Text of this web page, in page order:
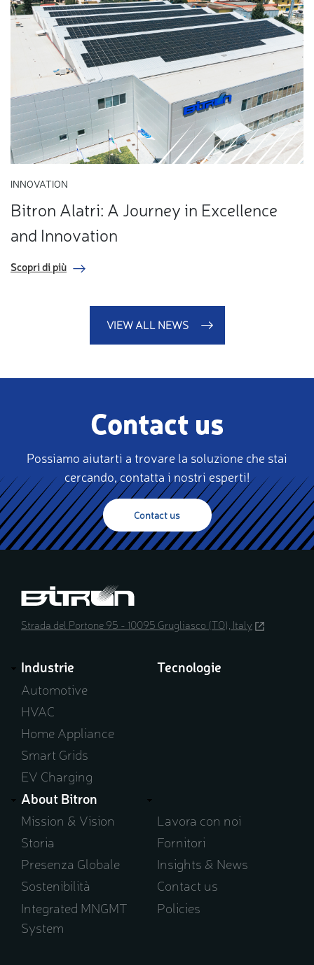
INNOVATION
Bitron Alatri: A Journey in Excellence
and Innovation
Scopri di più
VIEW ALL NEWS
Contact us
Possiamo aiutarti a trovare la soluzione che stai
cercando, contatta i nostri esperti!
Contact us
Strada del Portone 95 - 10095 Grugliasco (TO), Italy (opens
Industrie
Automotive
HVAC
Home Appliance
Smart Grids
EV Charging
Tecnologie
About Bitron
Mission & Vision
Storia
Presenza Globale
Sostenibilità
Integrated MNGMT
System
Lavora con noi
Fornitori
Insights & News
Contact us
Policies